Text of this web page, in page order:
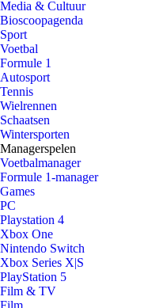
Media & Cultuur
Bioscoopagenda
Sport
Voetbal
Formule 1
Autosport
Tennis
Wielrennen
Schaatsen
Wintersporten
Managerspelen
Voetbalmanager
Formule 1-manager
Games
PC
Playstation 4
Xbox One
Nintendo Switch
Xbox Series X|S
PlayStation 5
Film & TV
Film